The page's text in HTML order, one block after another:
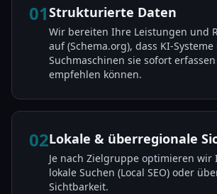
01Strukturierte Daten
Wir bereiten Ihre Leistungen und
auf (Schema.org), dass KI-Systeme
Suchmaschinen sie sofort
empfehlen können.
02Lokale & überregionale
Je nach Zielgruppe optimieren wir
lokale Suchen (Local SEO) oder
Sichtbarkeit.